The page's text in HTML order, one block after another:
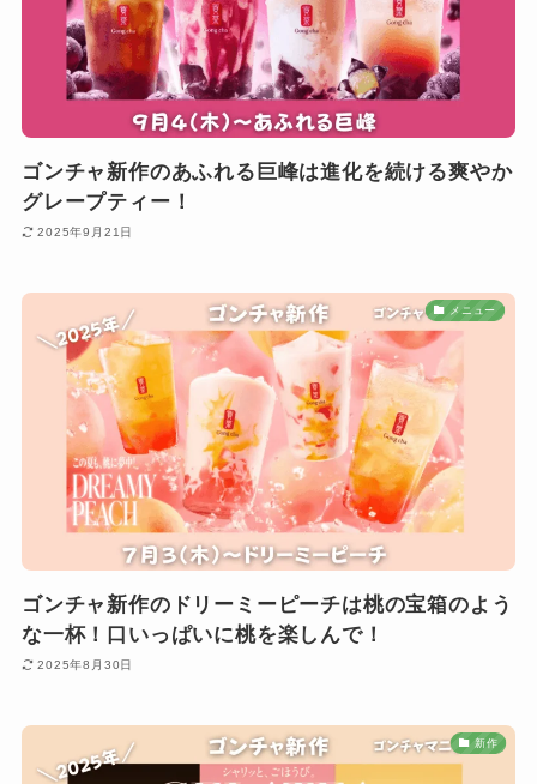
ゴンチャ新作のあふれる巨峰は進化を続ける爽やか
グレープティー！
2025年9月21日
メニュー
ゴンチャ新作のドリーミーピーチは桃の宝箱のよう
な一杯！口いっぱいに桃を楽しんで！
2025年8月30日
新作